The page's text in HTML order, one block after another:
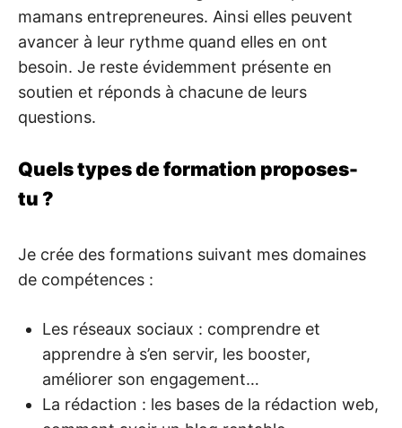
mamans entrepreneures. Ainsi elles peuvent
avancer à leur rythme quand elles en ont
besoin. Je reste évidemment présente en
soutien et réponds à chacune de leurs
questions.
Quels types de formation proposes-
tu ?
Je crée des formations suivant mes domaines
de compétences :
Les réseaux sociaux : comprendre et
apprendre à s’en servir, les booster,
améliorer son engagement…
La rédaction : les bases de la rédaction web,